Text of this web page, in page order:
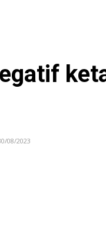
08/2023